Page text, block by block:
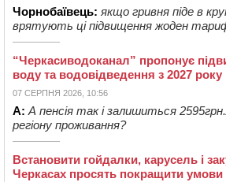
Чорнобаївець: якщо гривня піде в
врятують ці підвищення жоден
“Черкасиводоканал” пропонує
воду та водовідведення з 2027 року
07 СЕРПНЯ 2026, 10:56
А: А пенсія так і залишиться
регіону проживання?
Встановити гойдалки, карусель і
Черкасах просять покращити умови